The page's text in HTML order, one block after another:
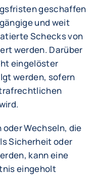
geschaffen
und weit
Schecks von
werden. Darüber
eingelöster
werden, sofern
Wechseln, die
Sicherheit oder
kann eine
eingeholt